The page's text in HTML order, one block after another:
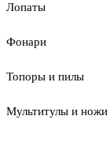
Лопаты
Фонари
Топоры и пилы
Мультитулы и ножи